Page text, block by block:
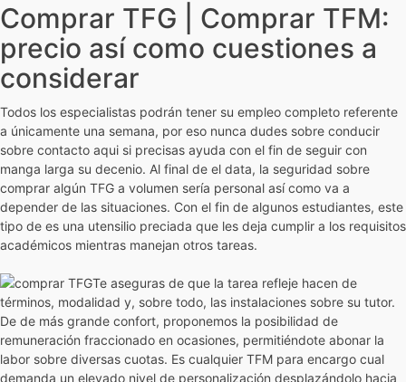
Comprar TFG | Comprar TFM:
precio así­ como cuestiones a
considerar
Todos los especialistas podrán tener su empleo completo referente
a únicamente una semana, por eso nunca dudes sobre conducir
sobre contacto aqui si precisas ayuda con el fin de seguir con
manga larga su decenio. Al final de el data, la seguridad sobre
comprar algún TFG a volumen serí­a personal así­ como va a
depender de las situaciones. Con el fin de algunos estudiantes, este
tipo de es una utensilio preciada que les deja cumplir a los requisitos
académicos mientras manejan otros tareas.
Te aseguras de que la tarea refleje hacen de
términos, modalidad y, sobre todo, las instalaciones sobre su tutor.
De de más grande confort, proponemos la posibilidad de
remuneración fraccionado en ocasiones, permitiéndote abonar la
labor sobre diversas cuotas. Es cualquier TFM para encargo cual
demanda un elevado nivel de personalización desplazándolo hacia